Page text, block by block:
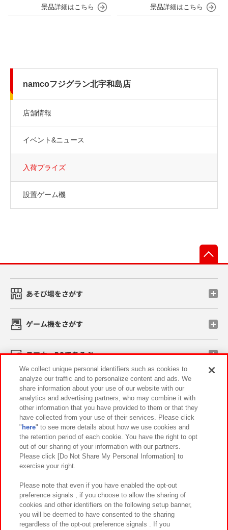
namcoフジグラン北宇和島店
店舗情報
イベント&ニュース
入荷プライズ
設置ゲーム機
あそび場をさがす
ゲーム機をさがす
スマホ・PCであそぶ
イベント・キャンペーン
関連会社 サステナビリティ サイトポリシー
プライバシーポリシー ウェブアクセシビリティ方針と検証結果
お取引先さまとともに
カスタマーハラスメント対応方針 よくあるご質問・お問い合わせ
We collect unique personal identifiers such as cookies to
analyze our traffic and to personalize content and ads. We
share information about your use of our website with our
analytics and advertising partners, who may combine it with
other information that you have provided to them or that they
have collected from your use of their services. Please click
" here" to see more details about how we use cookies and
the retention period of each cookie. You have the right to opt
out of our sharing of your information with our partners.
Please click [Do Not Share My Personal Information] to
exercise your right.
Please note that even if you have enabled the opt-out
preference signals , if you choose to allow the sharing of
cookies and other identifiers on the following setup banner,
you will be deemed to have consented to the sharing
regardless of the opt-out preference signals . If you